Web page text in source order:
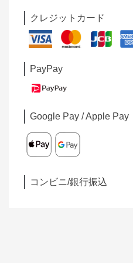
クレジットカード
PayPay
Google Pay / Apple Pay
コンビニ/銀行振込